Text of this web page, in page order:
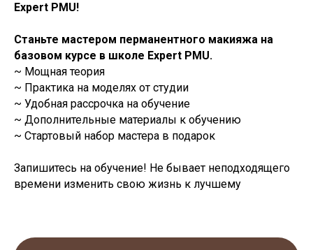
Expert PMU!
Станьте мастером перманентного макияжа на
базовом курсе в школе Expert PMU.
~ Мощная теория
~ Практика на моделях от студии
~ Удобная рассрочка на обучение
~ Дополнительные материалы к обучению
~ Стартовый набор мастера в подарок
Запишитесь на обучение! Не бывает неподходящего
времени изменить свою жизнь к лучшему